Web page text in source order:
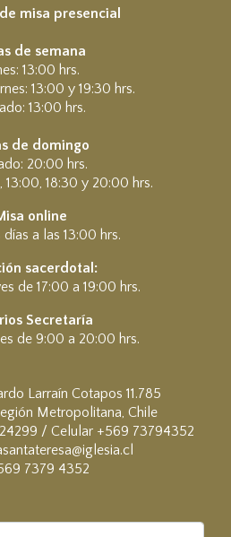
misa presencial
de semana
13:00 hrs.
13:00 y 19:30 hrs.
13:00 hrs.
de domingo
20:00 hrs.
13:00, 18:30 y 20:00 hrs.
online
a las 13:00 hrs.
sacerdotal:
de 17:00 a 19:00 hrs.
Secretaría
de 9:00 a 20:00 hrs.
Larraín Cotapos 11.785
Metropolitana, Chile
/ Celular +569 73794352
7379 4352